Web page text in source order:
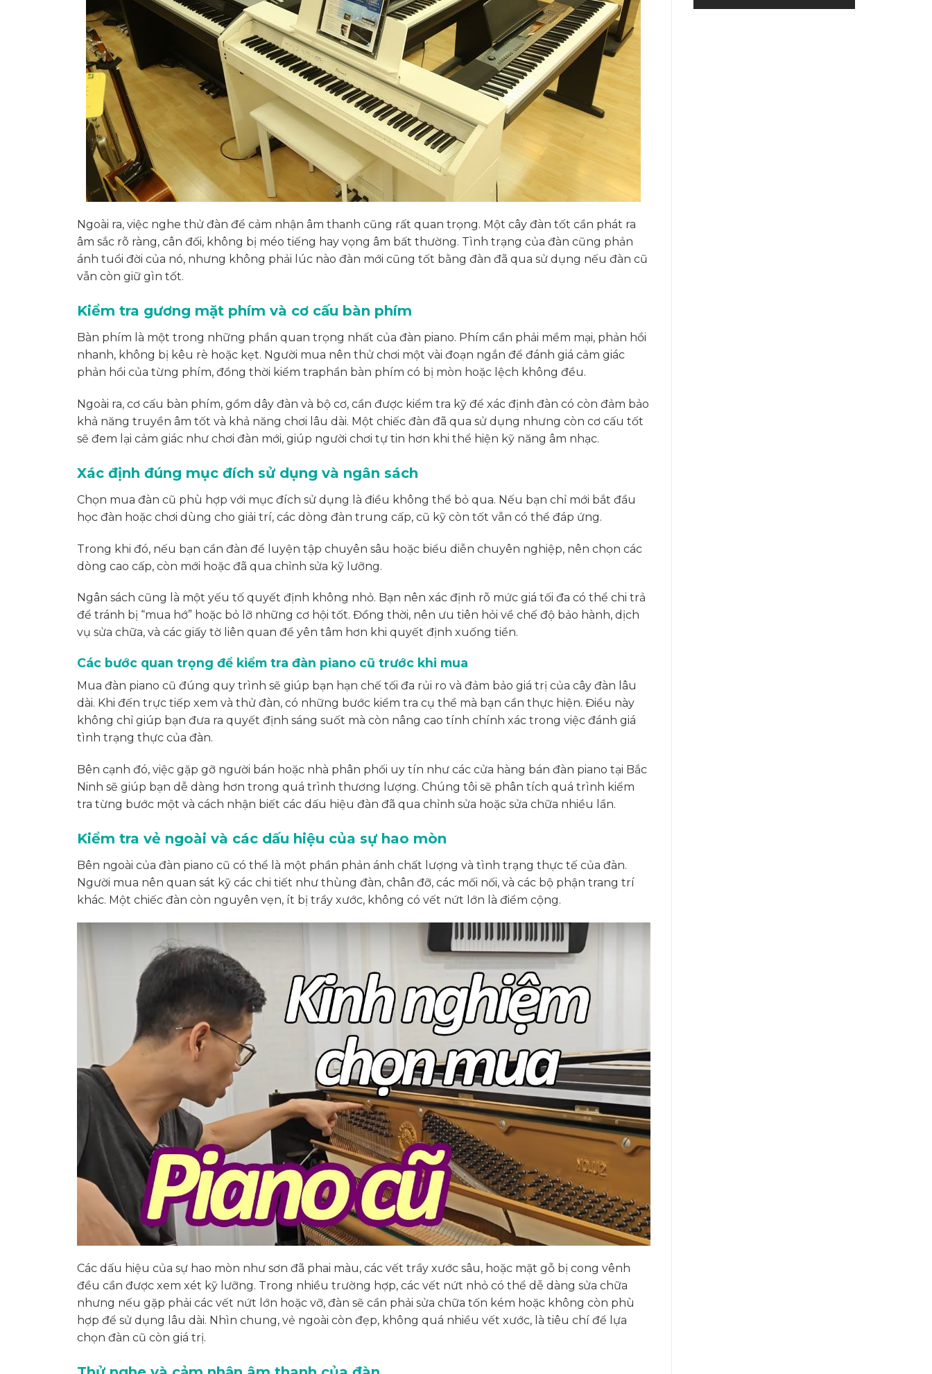
Ngoài ra, việc nghe thử đàn để cảm nhận âm thanh cũng rất quan trọng. Một cây đàn tốt cần phát ra
âm sắc rõ ràng, cân đối, không bị méo tiếng hay vọng âm bất thường. Tình trạng của đàn cũng phản
ánh tuổi đời của nó, nhưng không phải lúc nào đàn mới cũng tốt bằng đàn đã qua sử dụng nếu đàn cũ
vẫn còn giữ gìn tốt.
Kiểm tra gương mặt phím và cơ cấu bàn phím
Bàn phím là một trong những phần quan trọng nhất của đàn piano. Phím cần phải mềm mại, phản hồi
nhanh, không bị kêu rè hoặc kẹt. Người mua nên thử chơi một vài đoạn ngắn để đánh giá cảm giác
phản hồi của từng phím, đồng thời kiểm traphần bàn phím có bị mòn hoặc lệch không đều.
Ngoài ra, cơ cấu bàn phím, gồm dây đàn và bộ cơ, cần được kiểm tra kỹ để xác định đàn có còn đảm bảo
khả năng truyền âm tốt và khả năng chơi lâu dài. Một chiếc đàn đã qua sử dụng nhưng còn cơ cấu tốt
sẽ đem lại cảm giác như chơi đàn mới, giúp người chơi tự tin hơn khi thể hiện kỹ năng âm nhạc.
Xác định đúng mục đích sử dụng và ngân sách
Chọn mua đàn cũ phù hợp với mục đích sử dụng là điều không thể bỏ qua. Nếu bạn chỉ mới bắt đầu
học đàn hoặc chơi dùng cho giải trí, các dòng đàn trung cấp, cũ kỹ còn tốt vẫn có thể đáp ứng.
Trong khi đó, nếu bạn cần đàn để luyện tập chuyên sâu hoặc biểu diễn chuyên nghiệp, nên chọn các
dòng cao cấp, còn mới hoặc đã qua chỉnh sửa kỹ lưỡng.
Ngân sách cũng là một yếu tố quyết định không nhỏ. Bạn nên xác định rõ mức giá tối đa có thể chi trả
để tránh bị “mua hớ” hoặc bỏ lỡ những cơ hội tốt. Đồng thời, nên ưu tiên hỏi về chế độ bảo hành, dịch
vụ sửa chữa, và các giấy tờ liên quan để yên tâm hơn khi quyết định xuống tiền.
Các bước quan trọng để kiểm tra đàn piano cũ trước khi mua
Mua đàn piano cũ đúng quy trình sẽ giúp bạn hạn chế tối đa rủi ro và đảm bảo giá trị của cây đàn lâu
dài. Khi đến trực tiếp xem và thử đàn, có những bước kiểm tra cụ thể mà bạn cần thực hiện. Điều này
không chỉ giúp bạn đưa ra quyết định sáng suốt mà còn nâng cao tính chính xác trong việc đánh giá
tình trạng thực của đàn.
Bên cạnh đó, việc gặp gỡ người bán hoặc nhà phân phối uy tín như các cửa hàng bán đàn piano tại Bắc
Ninh sẽ giúp bạn dễ dàng hơn trong quá trình thương lượng. Chúng tôi sẽ phân tích quá trình kiểm
tra từng bước một và cách nhận biết các dấu hiệu đàn đã qua chỉnh sửa hoặc sửa chữa nhiều lần.
Kiểm tra vẻ ngoài và các dấu hiệu của sự hao mòn
Bên ngoài của đàn piano cũ có thể là một phần phản ánh chất lượng và tình trạng thực tế của đàn.
Người mua nên quan sát kỹ các chi tiết như thùng đàn, chân đỡ, các mối nối, và các bộ phận trang trí
khác. Một chiếc đàn còn nguyên vẹn, ít bị trầy xước, không có vết nứt lớn là điểm cộng.
Các dấu hiệu của sự hao mòn như sơn đã phai màu, các vết trầy xước sâu, hoặc mặt gỗ bị cong vênh
đều cần được xem xét kỹ lưỡng. Trong nhiều trường hợp, các vết nứt nhỏ có thể dễ dàng sửa chữa
nhưng nếu gặp phải các vết nứt lớn hoặc vỡ, đàn sẽ cần phải sửa chữa tốn kém hoặc không còn phù
hợp để sử dụng lâu dài. Nhìn chung, vẻ ngoài còn đẹp, không quá nhiều vết xước, là tiêu chí để lựa
chọn đàn cũ còn giá trị.